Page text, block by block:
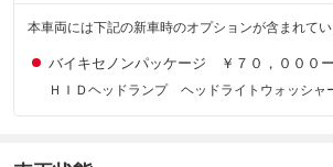
機関 主要機関に不具合はありません。
修復歴 詳細は鑑定書をご確認ください。
本車両には下記の新車時のオプションが含まれてい
バイキセノンパッケージ ￥７０，０００ー
ＨＩＤヘッドランプ ヘッドライトウォッシャ